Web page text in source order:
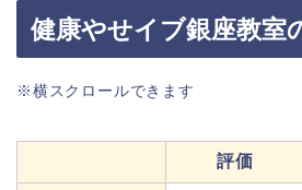
健康やせイブ銀座教室
※横スクロールできます
評価